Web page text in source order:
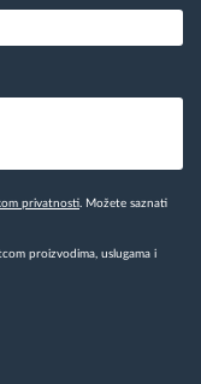
privatnosti . Možete saznati
proizvodima, uslugama i